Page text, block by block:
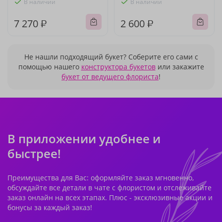
В наличии
7 270 ₽
В наличии
2 600 ₽
Не нашли подходящий букет? Соберите его сами с
помощью нашего конструктора букетовили закажите
букет от ведущего флориста!
В приложении удобнее и
быстрее!
Преимущества для Вас: оформляйте заказ мгновенно,
обсуждайте все детали в чате с флористом и отслеживайте
заказ онлайн на всех этапах. Плюс - эксклюзивные акции и
бонусы за каждый заказ!